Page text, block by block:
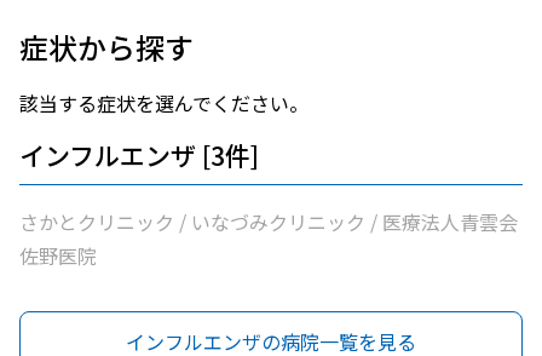
症状から探す
該当する症状を選んでください。
インフルエンザ [3件]
さかとクリニック / いなづみクリニック / 医療法人青雲会
佐野医院
インフルエンザの病院一覧を見る